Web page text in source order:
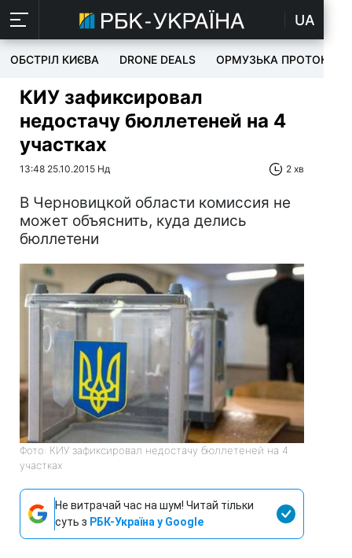
UA
ОБСТРІЛ КИЄВА DRONE DEALS ОРМУЗЬКА ПРОТОКА
КИУ зафиксировал
недостачу бюллетеней на 4
участках
13:48 25.10.2015 Нд 2 хв
В Черновицкой области комиссия не
может объяснить, куда делись
бюллетени
Фото: КИУ зафиксировал недостачу бюллетеней на 4
участках
Не витрачай час на шум! Читай тільки
суть з РБК-Україна у Google